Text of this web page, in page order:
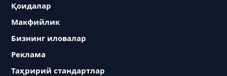
Қоидалар
Макфийлик
Бизнинг иловалар
Реклама
Таҳририй стандартлар